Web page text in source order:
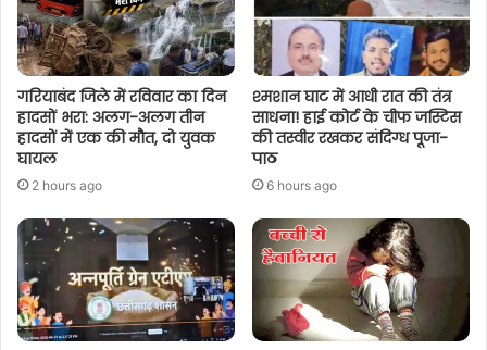
गरियाबंद जिले में रविवार का दिन
हादसों भरा: अलग-अलग तीन
हादसों में एक की मौत, दो युवक
घायल
2 hours ago
श्मशान घाट में आधी रात की तंत्र
साधना! हाई कोर्ट के चीफ जस्टिस
की तस्वीर रखकर संदिग्ध पूजा-
पाठ
6 hours ago